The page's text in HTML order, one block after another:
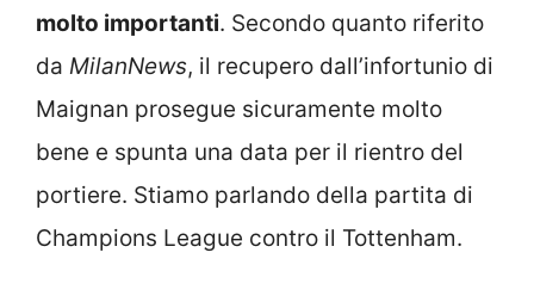
molto importanti. Secondo quanto riferito
da MilanNews, il recupero dall’infortunio di
Maignan prosegue sicuramente molto
bene e spunta una data per il rientro del
portiere. Stiamo parlando della partita di
Champions League contro il Tottenham.